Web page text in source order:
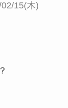
15(木)